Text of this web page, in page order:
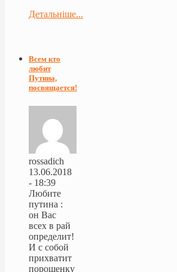
Детальніше...
Всем кто
любит
Путина,
посвящается!
rossadich
13.06.2018
- 18:39
Любите
путина :
он Вас
всех в рай
определит!
И с собой
прихватит
порошенку